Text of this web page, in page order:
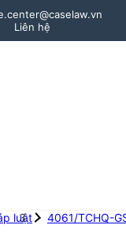
Liên hệ
luật 4061/TCHQ-